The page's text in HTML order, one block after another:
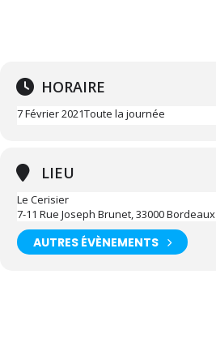
HORAIRE
7 Février 2021Toute la journée
LIEU
Le Cerisier
7-11 Rue Joseph Brunet, 33000 Bordeaux
AUTRES ÉVÈNEMENTS